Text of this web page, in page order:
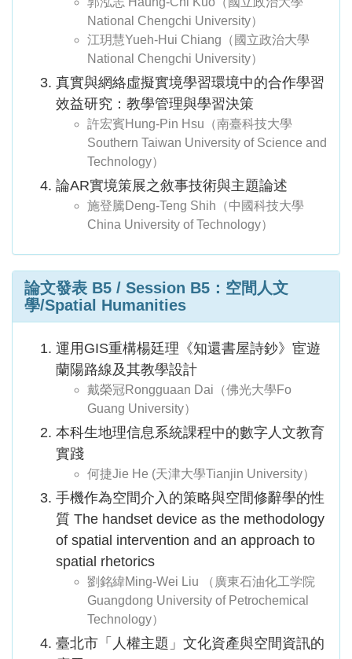
National Chengchi University）
江玥慧Yueh-Hui Chiang（國立政治大學
National Chengchi University）
真實與網絡虛擬實境學習環境中的合作學習
效益研究：教學管理與學習決策
許宏賓Hung-Pin Hsu（南臺科技大學
Southern Taiwan University of Science and
Technology）
論AR實境策展之敘事技術與主題論述
施登騰Deng-Teng Shih（中國科技大學
China University of Technology）
論文發表 B5 / Session B5： 空間人文
學/Spatial Humanities
運用GIS重構楊廷理《知還書屋詩鈔》宦遊
蘭陽路線及其教學設計
戴榮冠Rongguaan Dai（佛光大學Fo
Guang University）
本科生地理信息系統課程中的數字人文教育
實踐
何捷Jie He (天津大學Tianjin University）
手機作為空間介入的策略與空間修辭學的性
質 The handset device as the methodology
of spatial intervention and an approach to
spatial rhetorics
劉銘緯Ming-Wei Liu （廣東石油化工学院
Guangdong University of Petrochemical
Technology）
臺北市「人權主題」文化資產與空間資訊的